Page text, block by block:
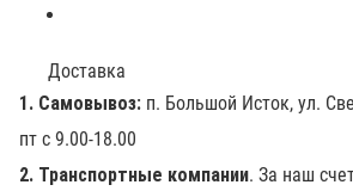
Доставка
1. Самовывоз: п. Большой Исток, ул.
пт с 9.00-18.00
2. Транспортные компании. За наш